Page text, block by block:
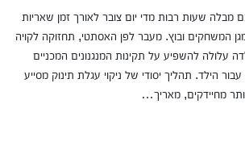
מבלה שעות רבות מדי יום צובר לאורך זמן שאריות
המשחקים ובוץ. מעבר לפן האסתטי, תחזוקה לקויה
עלולה להשפיע על תקינות המנגנונים המכניים
עבור הילד. תהליך יסודי של ניקוי עגלת תינוק מסייע
מחיידקים, מאריך…